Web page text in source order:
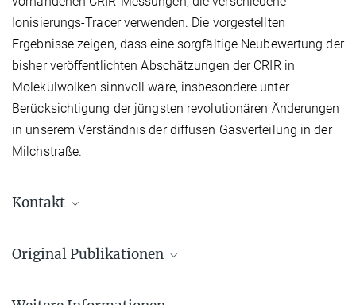
Ionisierungs-Tracer verwenden. Die vorgestellten
Ergebnisse zeigen, dass eine sorgfältige Neubewertung der
bisher veröffentlichten Abschätzungen der CRIR in
Molekülwolken sinnvoll wäre, insbesondere unter
Berücksichtigung der jüngsten revolutionären Änderungen
in unserem Verständnis der diffusen Gasverteilung in der
Milchstraße.
Kontakt
scientist in CAS group
Original Publikationen